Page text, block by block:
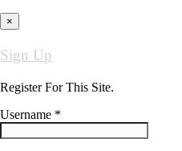
×
Sign Up
Register For This Site.
Username *